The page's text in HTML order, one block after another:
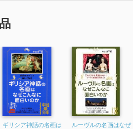
ギリシア神話の名画は
ルーヴルの名画はなぜ